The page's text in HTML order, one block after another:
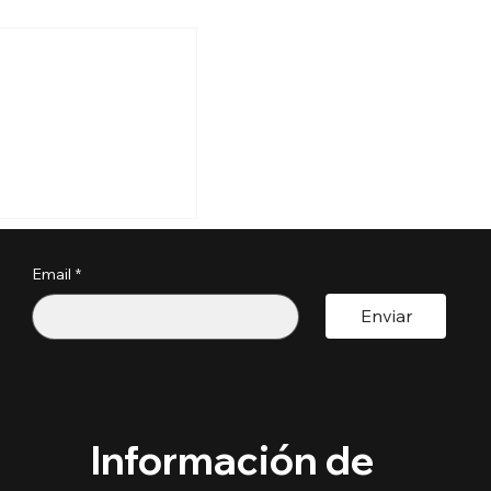
por estos
Email *
Enviar
Información de